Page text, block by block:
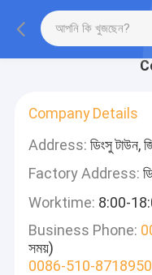
Company Details
Address: ডিংসু টাউন,
Factory Address:
Worktime: 8:00-
Business Phone:
সময়)
0086-510-